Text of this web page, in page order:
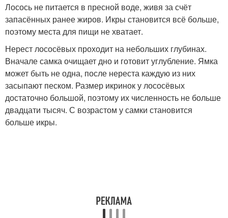
Лосось не питается в пресной воде, живя за счёт
запасённых ранее жиров. Икры становится всё больше,
поэтому места для пищи не хватает.
Нерест лососёвых проходит на небольших глубинах.
Вначале самка очищает дно и готовит углубление. Ямка
может быть не одна, после нереста каждую из них
засыпают песком. Размер икринок у лососёвых
достаточно большой, поэтому их численность не больше
двадцати тысяч. С возрастом у самки становится
больше икры.